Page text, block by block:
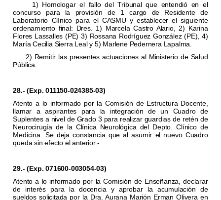
1) Homologar el fallo del Tribunal que entendió en el
concurso para la provisión de 1 cargo de Residente de
Laboratorio Clínico para el CASMU y establecer el siguiente
ordenamiento final: Dres. 1) Marcela Castro Alario, 2) Karina
Flores Lassalles (PE) 3) Rossana Rodríguez González (PE), 4)
María Cecilia Sierra Leal y 5) Marlene Pedernera Lapalma.
2) Remitir las presentes actuaciones al Ministerio de Salud
Pública.
28.- (Exp. 011150-024385-03)
Atento a lo informado por la Comisión de Estructura Docente,
llamar a aspirantes para la integración de un Cuadro de
Suplentes a nivel de Grado 3 para realizar guardias de retén de
Neurocirugía de la Clínica Neurológica del Depto. Clínico de
Medicina. Se deja constancia que al asumir el nuevo Cuadro
queda sin efecto el anterior.-
29.- (Exp. 071600-003054-03)
Atento a lo informado por la Comisión de Enseñanza, declarar
de interés para la docencia y aprobar la acumulación de
sueldos solicitada por la Dra. Aurana Marión Erman Olivera en